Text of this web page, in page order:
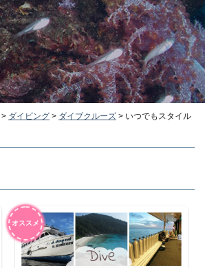
> ダイビング > ダイブクルーズ > いつでもスタイル
オススメ